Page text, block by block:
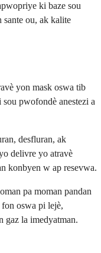
ki baze sou
sante ou, ak kalite
yon mask oswa tib
pwofondè anestezi a
desfluran, ak
delivre yo atravè
konbyen w ap resevwa.
pa moman pandan
oswa pi lejè,
gaz la imedyatman.